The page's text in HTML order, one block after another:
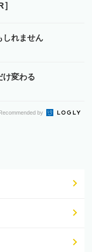
しれません
け変わる
Recommended by